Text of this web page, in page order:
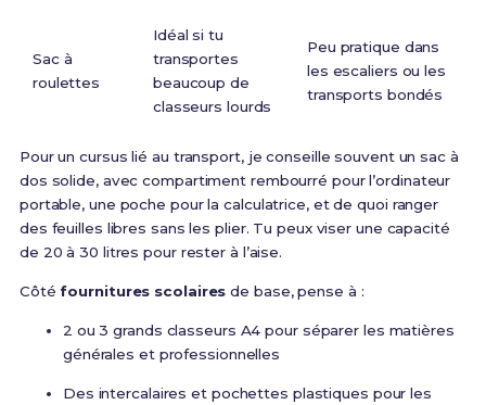
Sac à
roulettes
Idéal si tu
transportes
beaucoup de
classeurs lourds
Peu pratique dans
les escaliers ou les
transports bondés
Pour un cursus lié au transport, je conseille souvent un sac à
dos solide, avec compartiment rembourré pour l’ordinateur
portable, une poche pour la calculatrice, et de quoi ranger
des feuilles libres sans les plier. Tu peux viser une capacité
de 20 à 30 litres pour rester à l’aise.
Côtéfournitures scolaires de base, pense à :
2 ou 3 grands classeurs A4 pour séparer les matières
générales et professionnelles
Des intercalaires et pochettes plastiques pour les